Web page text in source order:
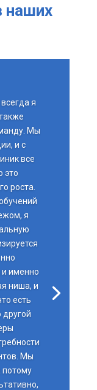
наших
я
Мы
и с
все
это
роста.
я
и именно
ниша, и
есть
другой
Мы
потому